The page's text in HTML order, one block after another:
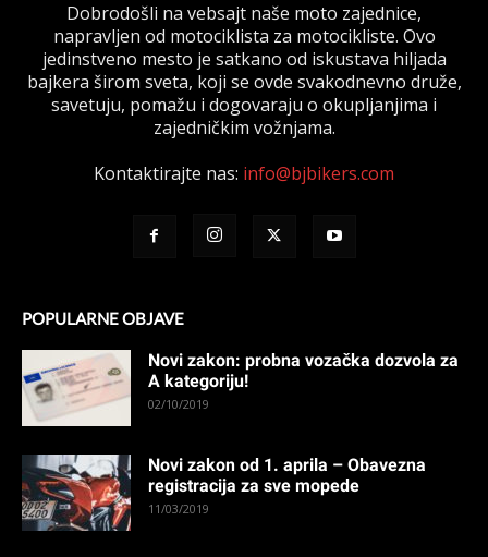
Dobrodošli na vebsajt naše moto zajednice,
napravljen od motociklista za motocikliste. Ovo
jedinstveno mesto je satkano od iskustava hiljada
bajkera širom sveta, koji se ovde svakodnevno druže,
savetuju, pomažu i dogovaraju o okupljanjima i
zajedničkim vožnjama.
Kontaktirajte nas: info@bjbikers.com
POPULARNE OBJAVE
Novi zakon: probna vozačka dozvola za
A kategoriju!
02/10/2019
Novi zakon od 1. aprila – Obavezna
registracija za sve mopede
11/03/2019